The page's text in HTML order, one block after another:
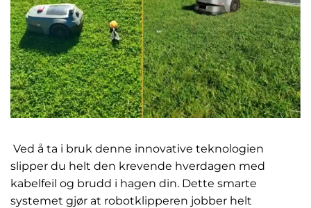
Ved å ta i bruk denne innovative teknologien
slipper du helt den krevende hverdagen med
kabelfeil og brudd i hagen din. Dette smarte
systemet gjør at robotklipperen jobber helt